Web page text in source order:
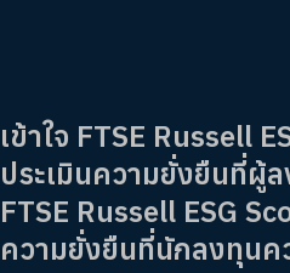
เข้าใจ FTSE Russell
ประเมินความยั่งยืนที่ผู้ล
FTSE Russell ESG
ความยั่งยืนที่นักลงทุนค